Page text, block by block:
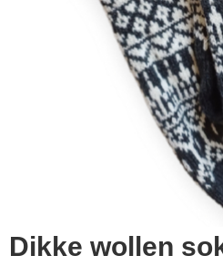
Dikke wollen